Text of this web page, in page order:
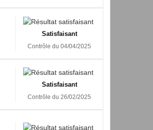
Satisfaisant
Contrôle du 04/04/2025
Satisfaisant
Contrôle du 26/02/2025